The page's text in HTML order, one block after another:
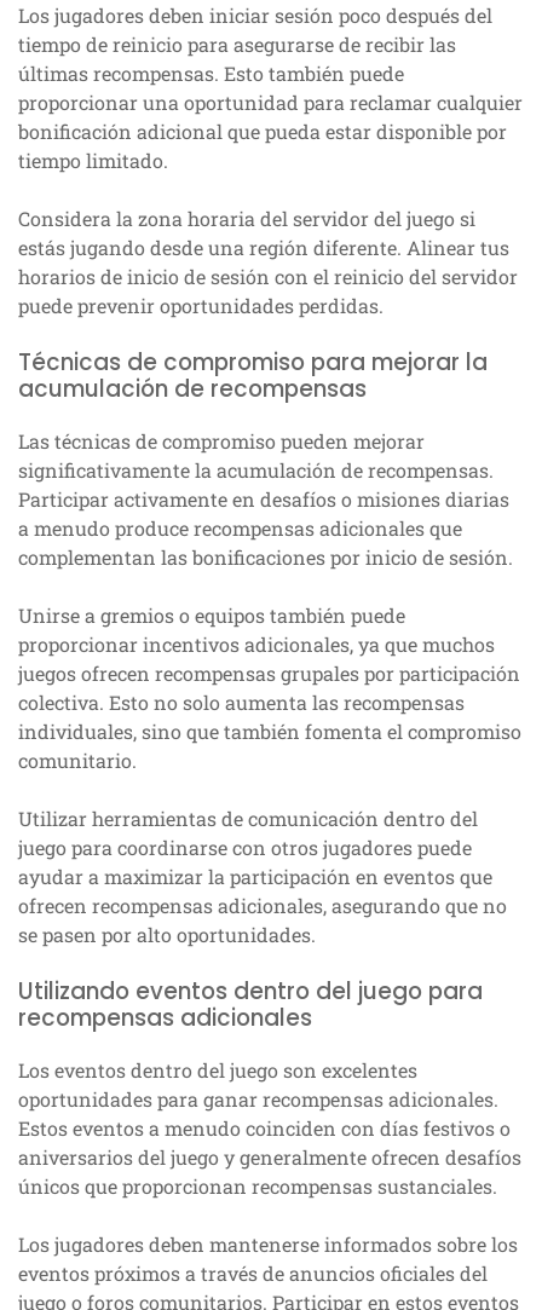
Los jugadores deben iniciar sesión poco después del
tiempo de reinicio para asegurarse de recibir las
últimas recompensas. Esto también puede
proporcionar una oportunidad para reclamar cualquier
bonificación adicional que pueda estar disponible por
tiempo limitado.
Considera la zona horaria del servidor del juego si
estás jugando desde una región diferente. Alinear tus
horarios de inicio de sesión con el reinicio del servidor
puede prevenir oportunidades perdidas.
Técnicas de compromiso para mejorar la
acumulación de recompensas
Las técnicas de compromiso pueden mejorar
significativamente la acumulación de recompensas.
Participar activamente en desafíos o misiones diarias
a menudo produce recompensas adicionales que
complementan las bonificaciones por inicio de sesión.
Unirse a gremios o equipos también puede
proporcionar incentivos adicionales, ya que muchos
juegos ofrecen recompensas grupales por participación
colectiva. Esto no solo aumenta las recompensas
individuales, sino que también fomenta el compromiso
comunitario.
Utilizar herramientas de comunicación dentro del
juego para coordinarse con otros jugadores puede
ayudar a maximizar la participación en eventos que
ofrecen recompensas adicionales, asegurando que no
se pasen por alto oportunidades.
Utilizando eventos dentro del juego para
recompensas adicionales
Los eventos dentro del juego son excelentes
oportunidades para ganar recompensas adicionales.
Estos eventos a menudo coinciden con días festivos o
aniversarios del juego y generalmente ofrecen desafíos
únicos que proporcionan recompensas sustanciales.
Los jugadores deben mantenerse informados sobre los
eventos próximos a través de anuncios oficiales del
juego o foros comunitarios. Participar en estos eventos